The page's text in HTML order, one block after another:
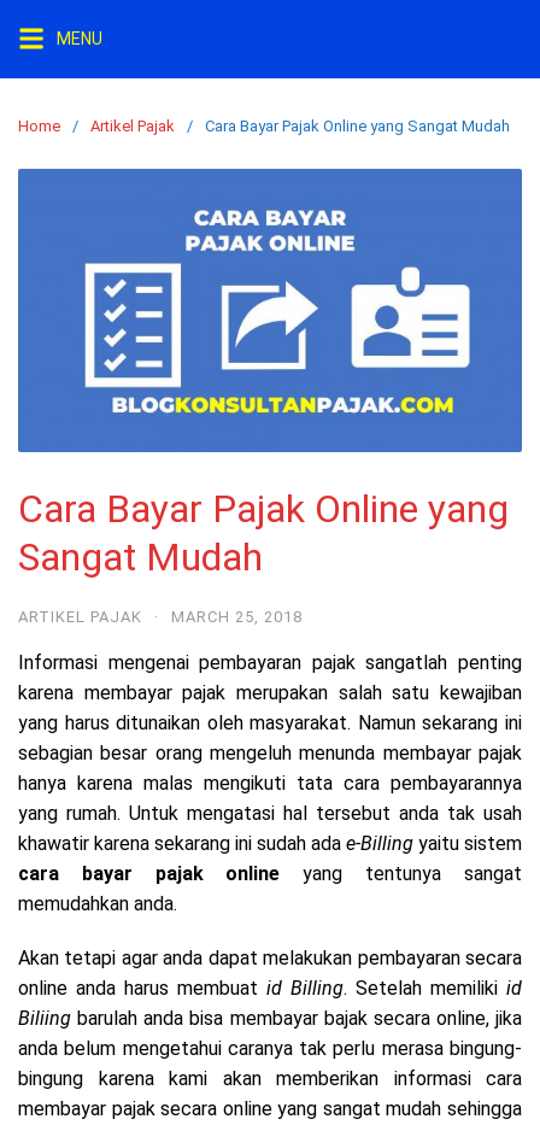
content
MENU
Home Artikel Pajak Cara Bayar Pajak Online yang Sangat Mudah
Cara Bayar Pajak Online yang
Sangat Mudah
ARTIKEL PAJAK · MARCH 25, 2018
Informasi mengenai pembayaran pajak sangatlah penting
karena membayar pajak merupakan salah satu kewajiban
yang harus ditunaikan oleh masyarakat. Namun sekarang ini
sebagian besar orang mengeluh menunda membayar pajak
hanya karena malas mengikuti tata cara pembayarannya
yang rumah. Untuk mengatasi hal tersebut anda tak usah
khawatir karena sekarang ini sudah ada e-Billing yaitu sistem
cara bayar pajak online yang tentunya sangat
memudahkan anda.
Akan tetapi agar anda dapat melakukan pembayaran secara
online anda harus membuat id Billing. Setelah memiliki id
Biliing barulah anda bisa membayar bajak secara online, jika
anda belum mengetahui caranya tak perlu merasa bingung-
bingung karena kami akan memberikan informasi cara
membayar pajak secara online yang sangat mudah sehingga